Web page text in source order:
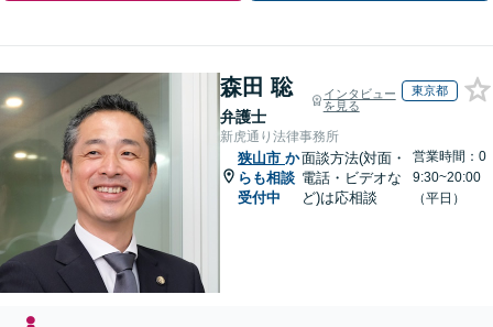
森田 聡
弁護士
インタビュー
を見る
東京都
新虎通り法律事務所
狭山市 か
らも相談
受付中
面談方法(対面・
電話・ビデオな
ど)は応相談
営業時間：0
9:30~20:00
（平日）